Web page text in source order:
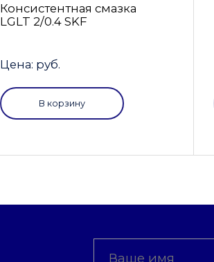
Консистентная смазка
LGLT 2/0.4 SKF
Цена: руб.
В корзину